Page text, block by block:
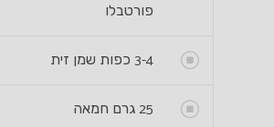
פורטבלו
3-4 כפות שמן זית
25 גרם חמאה